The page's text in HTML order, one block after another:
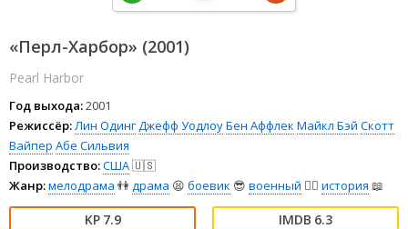
«Перл-Харбор» (2001)
Pearl Harbor
Год выхода:2001
Режиссёр:Лин ОдингДжефф УодлоуБен Аффлек Майкл Бэй Скотт
Вайпер Абе Сильвия
Производство:США🇺🇸
Жанр:мелодрама 👫драма 😫 боевик 😎 военный 👨‍✈️ история 📖
7.9 6.3